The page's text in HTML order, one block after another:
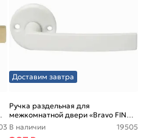
Доставим завтра
Ручка раздельная для
межкомнатной двери «Bravo FIN
16/006» Белый
В наличии 19505